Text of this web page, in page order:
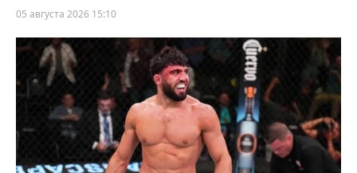
05 августа 2026 15:10